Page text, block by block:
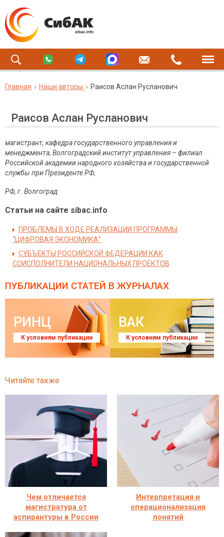
Главная Наши авторы Раисов Аслан Русланович
Раисов Аслан Русланович
магистрант, кафедра государственного управления и
менеджмента, Волгоградский институт управления – филиал
Российской академии народного хозяйства и государственной
службы при Президенте РФ,
РФ, г. Волгоград
Статьи на сайте sibac.info
ПРОБЛЕМЫ В ХОДЕ РЕАЛИЗАЦИИ ПРОГРАММЫ
“ЦИФРОВАЯ ЭКОНОМИКА”
СУБЪЕКТЫ РОССИЙСКОЙ ФЕДЕРАЦИИ КАК
СОИСПОЛНИТЕЛИ НАЦИОНАЛЬНЫХ ПРОЕКТОВ
ПУБЛИКАЦИИ СТАТЕЙ В ЖУРНАЛАХ
РИНЦ
К условиям публикации
ВАК
К условиям публикации
Читайте также
Чем отличается
магистратура от
аспирантуры в России
Интерпретация и
операционализация
понятий